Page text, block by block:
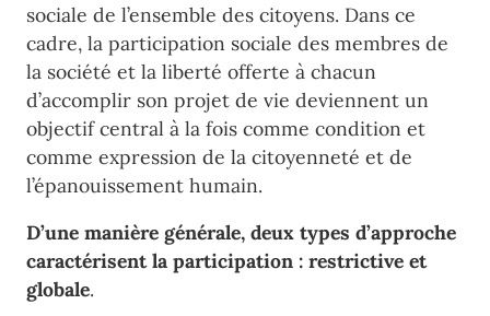
sociale de l’ensemble des citoyens. Dans ce
cadre, la participation sociale des membres de
la société et la liberté offerte à chacun
d’accomplir son projet de vie deviennent un
objectif central à la fois comme condition et
comme expression de la citoyenneté et de
l’épanouissement humain.
D’une manière générale, deux types d’approche
caractérisent la participation : restrictive et
globale.